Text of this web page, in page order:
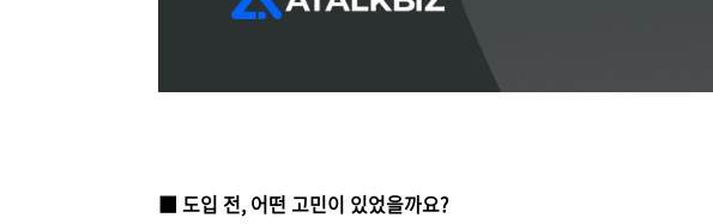
■ 도입 전, 어떤 고민이 있었을까요?